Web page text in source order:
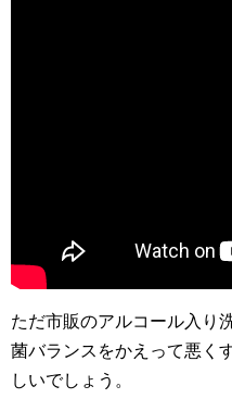
ただ市販のアルコール入り
菌バランスをかえって悪く
しいでしょう。